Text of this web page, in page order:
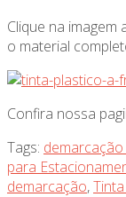
Clique na
o material
Confira nossa
Tags: demarcação
para
demarcação,